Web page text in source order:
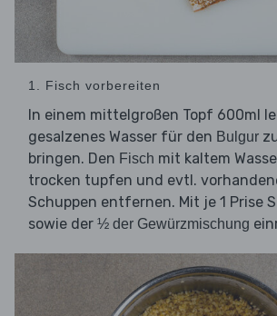
1. Fisch vorbereiten
In einem mittelgroßen Topf 600ml
gesalzenes Wasser für den Bulgur
bringen. Den Fisch mit kaltem
trocken tupfen und evtl.
Schuppen entfernen. Mit je 1 Prise
sowie der ½ der Gewürzmischung